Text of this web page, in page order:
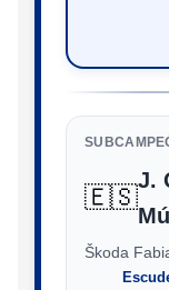
🇪🇸
J.
Škoda